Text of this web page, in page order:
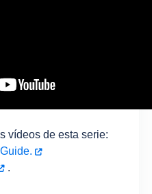
vídeos de esta serie:
.